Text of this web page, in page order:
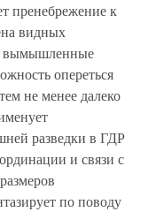
пренебрежение к
видных
вымышленные
опереться
не менее далеко
разведки в ГДР
и связи с
по поводу